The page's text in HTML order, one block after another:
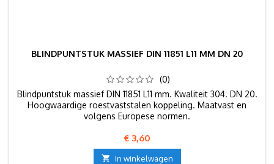
BLINDPUNTSTUK MASSIEF DIN 11851 L11 MM DN 20
(0)
Blindpuntstuk massief DIN 11851 L11 mm. Kwaliteit 304. DN 20.
Hoogwaardige roestvaststalen koppeling. Maatvast en
volgens Europese normen.
Prijs
€ 3,60
 In winkelwagen